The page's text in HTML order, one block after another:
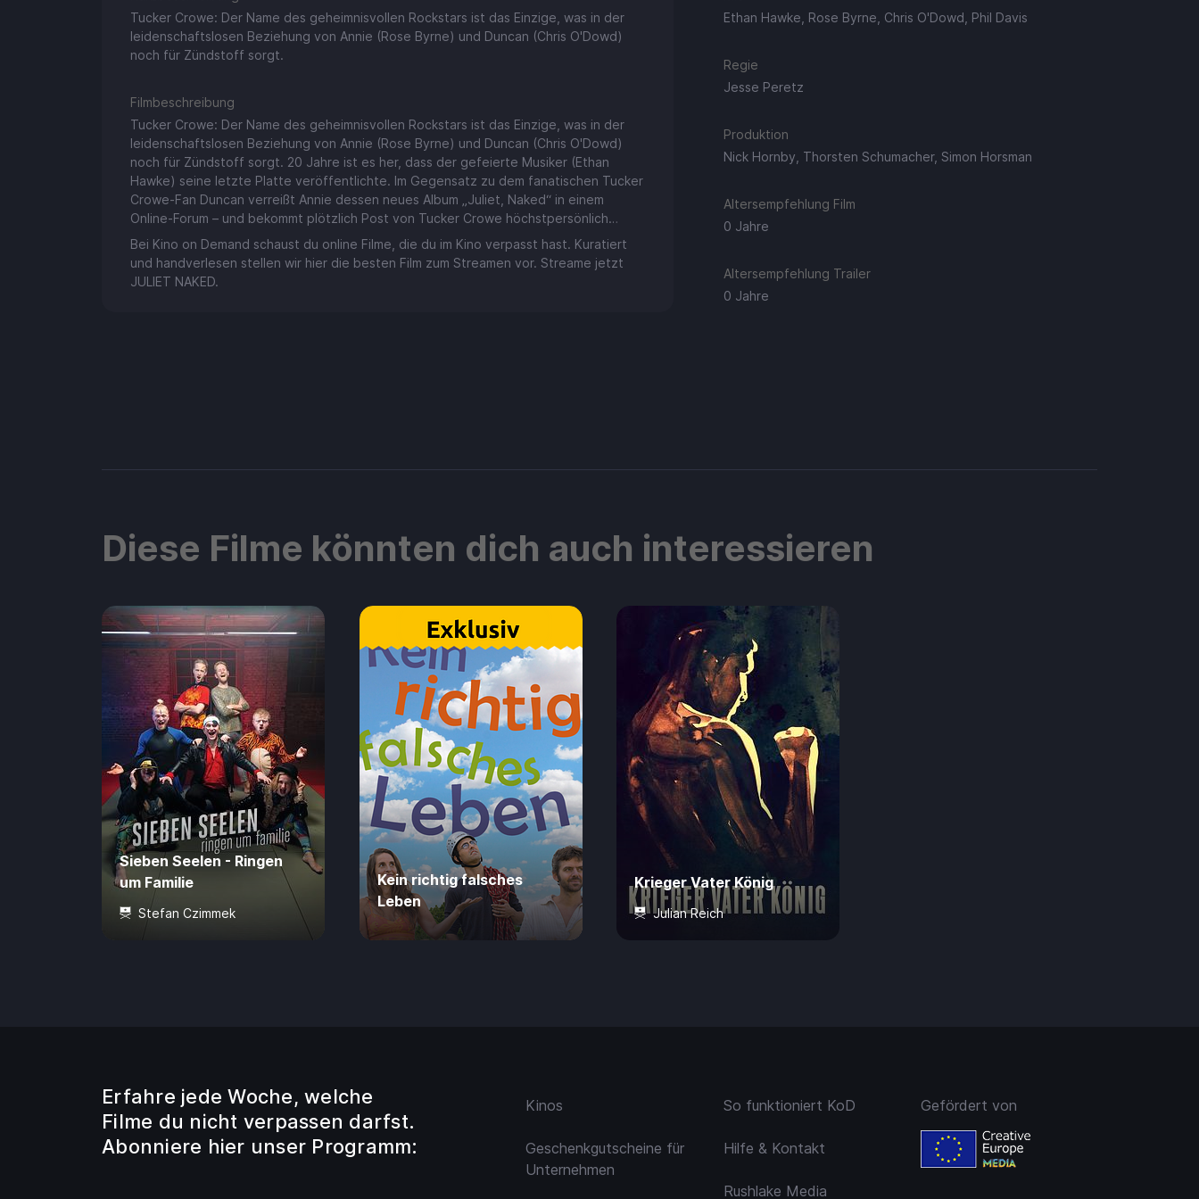
Tucker Crowe: Der Name des geheimnisvollen Rockstars ist das Einzige, was in der
leidenschaftslosen Beziehung von Annie (Rose Byrne) und Duncan (Chris O'Dowd)
noch für Zündstoff sorgt.
Filmbeschreibung
Tucker Crowe: Der Name des geheimnisvollen Rockstars ist das Einzige, was in der
leidenschaftslosen Beziehung von Annie (Rose Byrne) und Duncan (Chris O'Dowd)
noch für Zündstoff sorgt. 20 Jahre ist es her, dass der gefeierte Musiker (Ethan
Hawke) seine letzte Platte veröffentlichte. Im Gegensatz zu dem fanatischen Tucker
Crowe-Fan Duncan verreißt Annie dessen neues Album „Juliet, Naked“ in einem
Online-Forum – und bekommt plötzlich Post von Tucker Crowe höchstpersönlich…
Bei Kino on Demand schaust du online Filme, die du im Kino verpasst hast. Kuratiert
und handverlesen stellen wir hier die besten Film zum Streamen vor. Streame jetzt
JULIET NAKED.
Ethan Hawke, Rose Byrne, Chris O'Dowd, Phil Davis
Regie
Jesse Peretz
Produktion
Nick Hornby, Thorsten Schumacher, Simon Horsman
Altersempfehlung Film
0 Jahre
Altersempfehlung Trailer
0 Jahre
Diese Filme könnten dich auch interessieren
Sieben Seelen - Ringen
um Familie
Stefan Czimmek
Kein richtig falsches
Leben
Krieger Vater König
Julian Reich
Erfahre jede Woche, welche
Filme du nicht verpassen darfst.
Abonniere hier unser Programm:
Kinos
Geschenkgutscheine für
Unternehmen
So funktioniert KoD
Hilfe & Kontakt
Rushlake Media
Gefördert von